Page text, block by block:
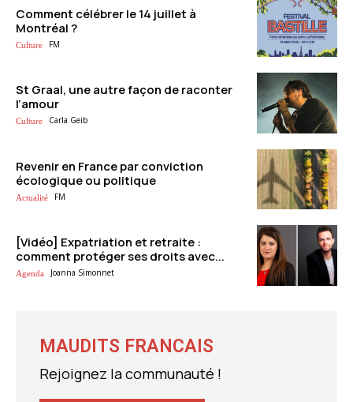
Comment célébrer le 14 juillet à
Montréal ?
Culture FM
St Graal, une autre façon de raconter
l’amour
Culture Carla Geib
Revenir en France par conviction
écologique ou politique
Actualité FM
[Vidéo] Expatriation et retraite :
comment protéger ses droits avec...
Agenda Joanna Simonnet
MAUDITS FRANCAIS
Rejoignez la communauté !